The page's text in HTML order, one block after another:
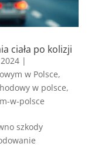
ciała po kolizji
|
w Polsce,
w polsce,
w-polsce
szkody